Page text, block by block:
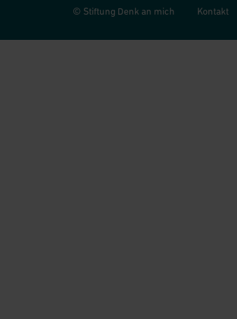
© Stiftung Denk an mich Kontakt